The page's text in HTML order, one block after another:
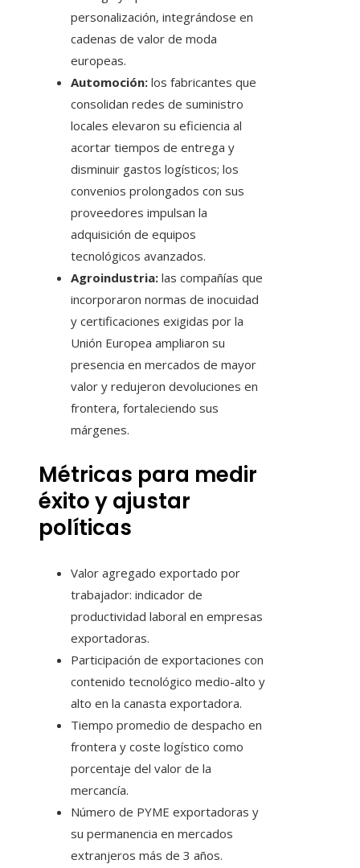
personalización, integrándose en
cadenas de valor de moda
europeas.
Automoción: los fabricantes que
consolidan redes de suministro
locales elevaron su eficiencia al
acortar tiempos de entrega y
disminuir gastos logísticos; los
convenios prolongados con sus
proveedores impulsan la
adquisición de equipos
tecnológicos avanzados.
Agroindustria: las compañías que
incorporaron normas de inocuidad
y certificaciones exigidas por la
Unión Europea ampliaron su
presencia en mercados de mayor
valor y redujeron devoluciones en
frontera, fortaleciendo sus
márgenes.
Métricas para medir
éxito y ajustar
políticas
Valor agregado exportado por
trabajador: indicador de
productividad laboral en empresas
exportadoras.
Participación de exportaciones con
contenido tecnológico medio-alto y
alto en la canasta exportadora.
Tiempo promedio de despacho en
frontera y coste logístico como
porcentaje del valor de la
mercancía.
Número de PYME exportadoras y
su permanencia en mercados
extranjeros más de 3 años.